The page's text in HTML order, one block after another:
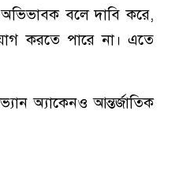
অভিভাবক বলে দাবি করে,
করতে পারে না। এতে
অ্যাকেনও আন্তর্জাতিক